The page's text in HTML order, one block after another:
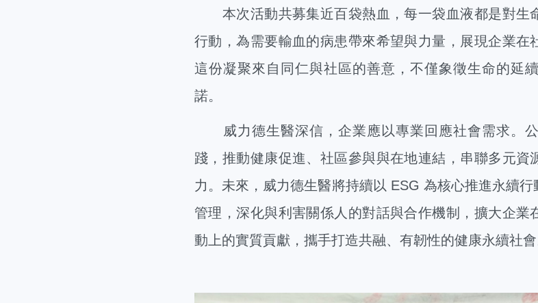
本次活動共募集近百袋熱血，每一袋血液都是對生
行動，為需要輸血的病患帶來希望與力量，展現企業在
這份凝聚來自同仁與社區的善意，不僅象徵生命的延
諾。
威力德生醫深信，企業應以專業回應社會需求。公
踐，推動健康促進、社區參與與在地連結，串聯多元資
力。未來，威力德生醫將持續以 ESG 為核心推進永續
管理，深化與利害關係人的對話與合作機制，擴大企業
動上的實質貢獻，攜手打造共融、有韌性的健康永續社會